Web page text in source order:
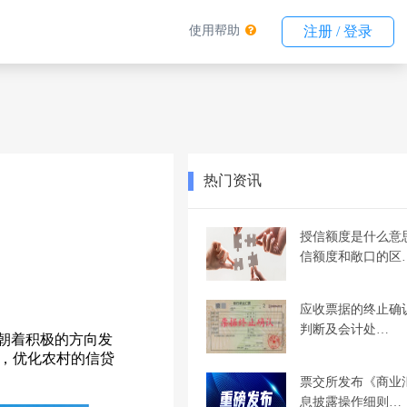
使用帮助 注册 / 登录
着积极的方向发
优化农村的信贷
热门资讯
授信额度是什么意
信额度和敞口的
应收票据的终止确
判断及会计处…
票交所发布《商业
息披露操作细则…